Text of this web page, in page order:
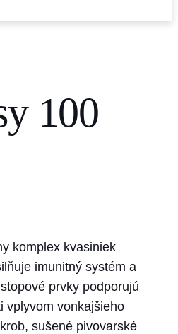
100
komplex kvasiniek
imunitný systém a
prvky podporujú
vplyvom vonkajšieho
sušené pivovarské